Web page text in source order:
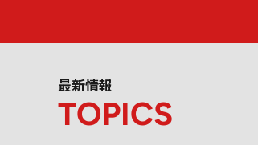
最新情報
TOPICS